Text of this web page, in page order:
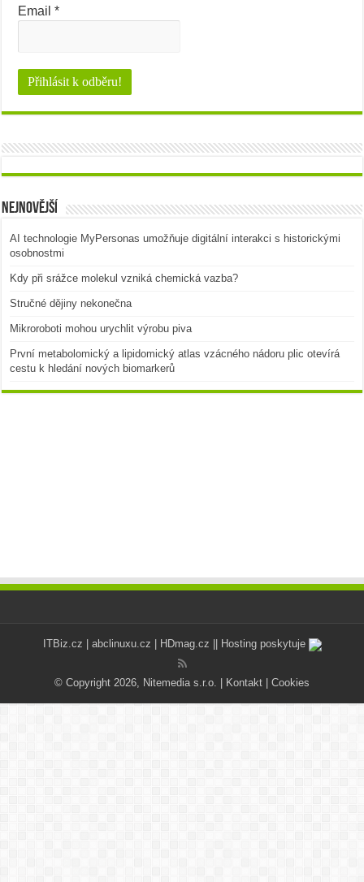
Email*
Nejnovější
AI technologie MyPersonas umožňuje digitální interakci s historickými
osobnostmi
Kdy při srážce molekul vzniká chemická vazba?
Stručné dějiny nekonečna
Mikroroboti mohou urychlit výrobu piva
První metabolomický a lipidomický atlas vzácného nádoru plic otevírá
cestu k hledání nových biomarkerů
ITBiz.cz abclinuxu.cz HDmag.cz || Hosting poskytuje
© Copyright 2026, Nitemedia s.r.o. | Kontakt Cookies